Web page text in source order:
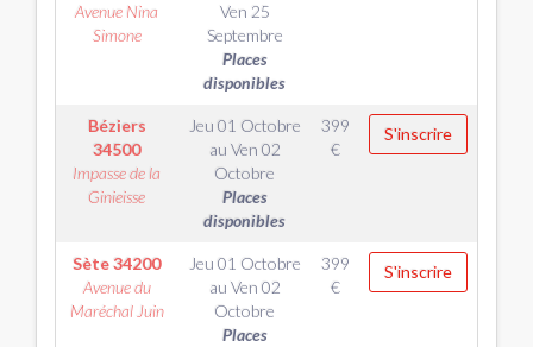
Avenue Nina
Simone
Ven 25
Septembre
Places
disponibles
Béziers
34500
Impasse de la
Ginieisse
Jeu 01 Octobre
au Ven 02
Octobre
Places
disponibles
399
€
S'inscrire
Sète34200
Avenue du
Maréchal Juin
Jeu 01 Octobre
au Ven 02
Octobre
Places
399
€
S'inscrire